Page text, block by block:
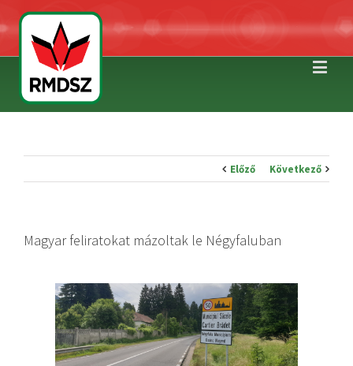
Előző Következő
Magyar feliratokat mázoltak le Négyfaluban